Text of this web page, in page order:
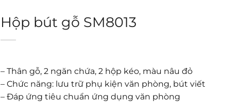
Hộp bút gỗ SM8013
– Thân gỗ, 2 ngăn chứa, 2 hộp kéo, màu nâu đỏ
– Chức năng: lưu trữ phụ kiện văn phòng, bút viết
– Đáp ứng tiêu chuẩn ứng dụng văn phòng